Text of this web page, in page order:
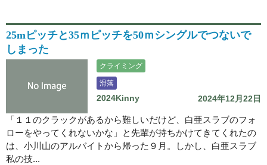
25mピッチと35ｍピッチを50ｍシングルでつないで
しまった
クライミング
滑落
2024Kinny 2024年12月22日
「１１のクラックがあるから難しいだけど、白亜スラブのフォ
ローをやってくれないかな」と先輩が持ちかけてきてくれたの
は、小川山のアルバイトから帰った９月。しかし、白亜スラブ
私の技...